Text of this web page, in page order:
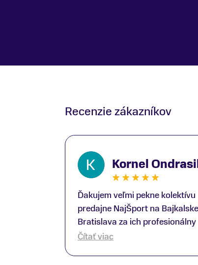
Recenzie zákazníkov
Kornel
Ďakujem veľmi pekne kolektívu
predajne NajŠport na
Bratislava za ich profesionálny
prístup k zákazníkom; Zvlášť
Čítať viac